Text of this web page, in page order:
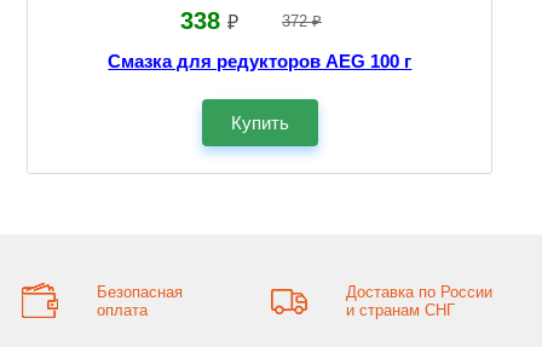
338 ₽ 372 ₽
Смазка для редукторов AEG 100 г
Купить
Безопасная
оплата
Доставка по России
и странам СНГ